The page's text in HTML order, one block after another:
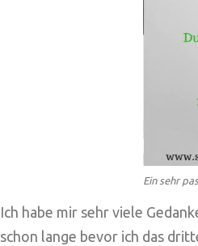
Ein sehr
Ich habe mir sehr viele
schon lange bevor ich das